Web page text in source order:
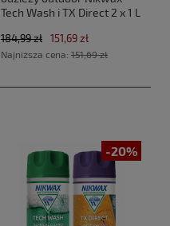
Tech Wash i TX Direct 2 x 1 L
184,99 zł 151,69 zł
Najniższa cena: 151,69 zł
-20%